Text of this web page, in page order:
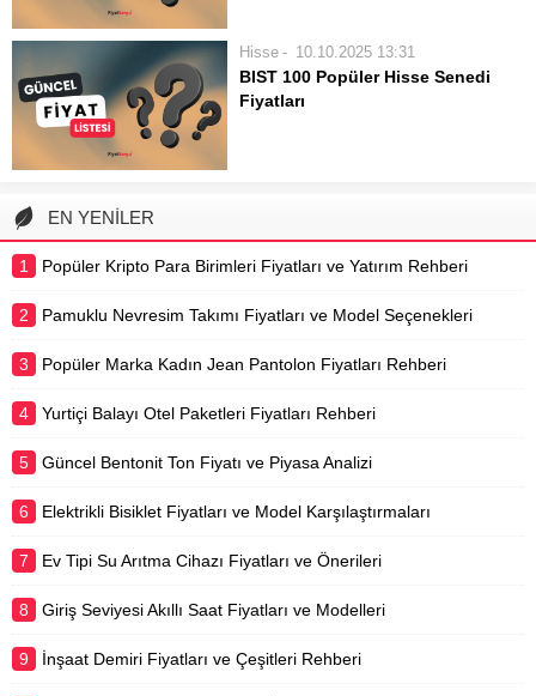
oranlar, gerçekleştirilen her alım ve
satım işlemi üzerinden alındığı için
yatırımcının net kârını doğrudan
Hisse 10.10.2025 13:31
BIST 100 Popüler Hisse Senedi
Fiyatları
taşır. Bu endeks, Türkiye
EN YENİLER
1 Popüler Kripto Para Birimleri Fiyatları ve Yatırım Rehberi
2 Pamuklu Nevresim Takımı Fiyatları ve Model Seçenekleri
3 Popüler Marka Kadın Jean Pantolon Fiyatları Rehberi
4 Yurtiçi Balayı Otel Paketleri Fiyatları Rehberi
5 Güncel Bentonit Ton Fiyatı ve Piyasa Analizi
6 Elektrikli Bisiklet Fiyatları ve Model Karşılaştırmaları
7 Ev Tipi Su Arıtma Cihazı Fiyatları ve Önerileri
8 Giriş Seviyesi Akıllı Saat Fiyatları ve Modelleri
9 İnşaat Demiri Fiyatları ve Çeşitleri Rehberi